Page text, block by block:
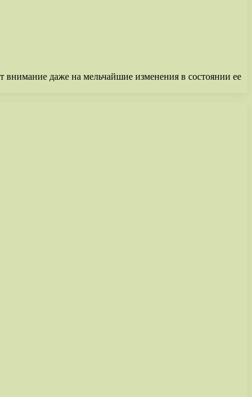
внимание даже на мельчайшие изменения в состоянии ее